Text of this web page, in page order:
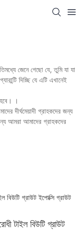
জেনে গেছো যে, তুমি যা যা
দিচ্ছি যে এটি এখানেই
।
দীর্ঘমেয়াদী গ্রাহকদের জন্য
আমরা আমাদের গ্রাহকদের
টাইল বিউটি গ্রাউট